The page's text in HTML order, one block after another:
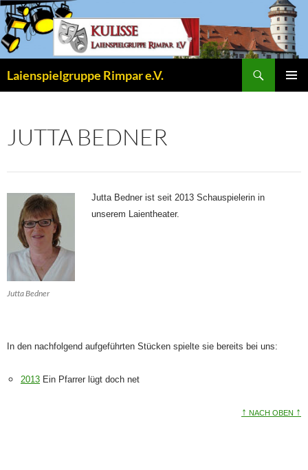
Zum
Inhalt
springen
Laienspielgruppe Rimpar e.V.
JUTTA BEDNER
Jutta Bedner
Jutta Bedner ist seit 2013 Schauspielerin in
unserem Laientheater.
In den nachfolgend aufgeführten Stücken spielte sie bereits bei uns:
2013 Ein Pfarrer lügt doch net
↑ NACH OBEN ↑